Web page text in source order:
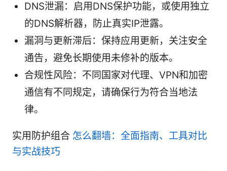
DNS泄漏：启用DNS保护功能，或使用独立
的DNS解析器，防止真实IP泄露。
漏洞与更新滞后：保持应用更新，关注安全
通告，避免长期使用未修补的版本。
合规性风险：不同国家对代理、VPN和加密
通信有不同规定，请确保行为符合当地法
律。
实用防护组合 怎么翻墙：全面指南、工具对比
与实战技巧